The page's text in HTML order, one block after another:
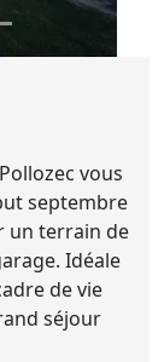
vous
septembre
un terrain de
Idéale
de vie
séjour